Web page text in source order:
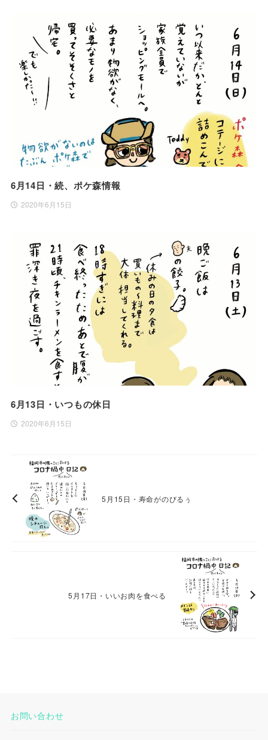
6月14日・続、ポケ森情報
2020年6月15日
6月13日・いつもの休日
2020年6月15日
5月15日・寿命がのびるぅ
5月17日・いいお肉を食べる
お問い合わせ